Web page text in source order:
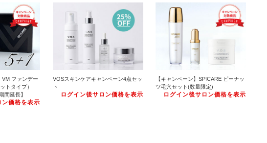
VM ファンデー
ットタイプ）
間延長】
ン価格を表示
VOSスキンケアキャンペーン4点セッ
ト
ログイン後サロン価格を表示
【キャンペーン】SPICARE ピーナッ
ツ毛穴セット(数量限定)
ログイン後サロン価格を表示